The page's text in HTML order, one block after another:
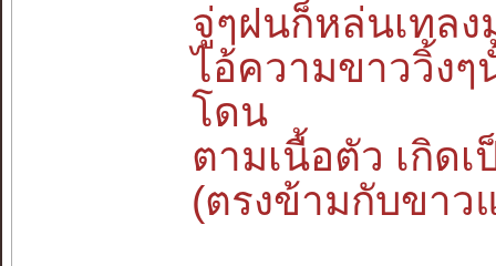
จู่ๆฝนก็หล่นเทล
ไอ้ความขาววิ้ง
โดน
ตามเนื้อตัว เกิด
(ตรงข้ามกับขา